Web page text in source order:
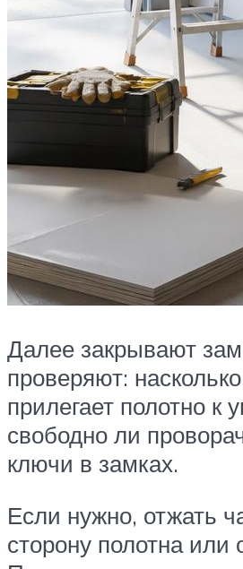
Далее закрывают
проверяют:
прилегает полотно к
свободно ли
ключи в замках.
Если нужно, отжать
сторону полотна или